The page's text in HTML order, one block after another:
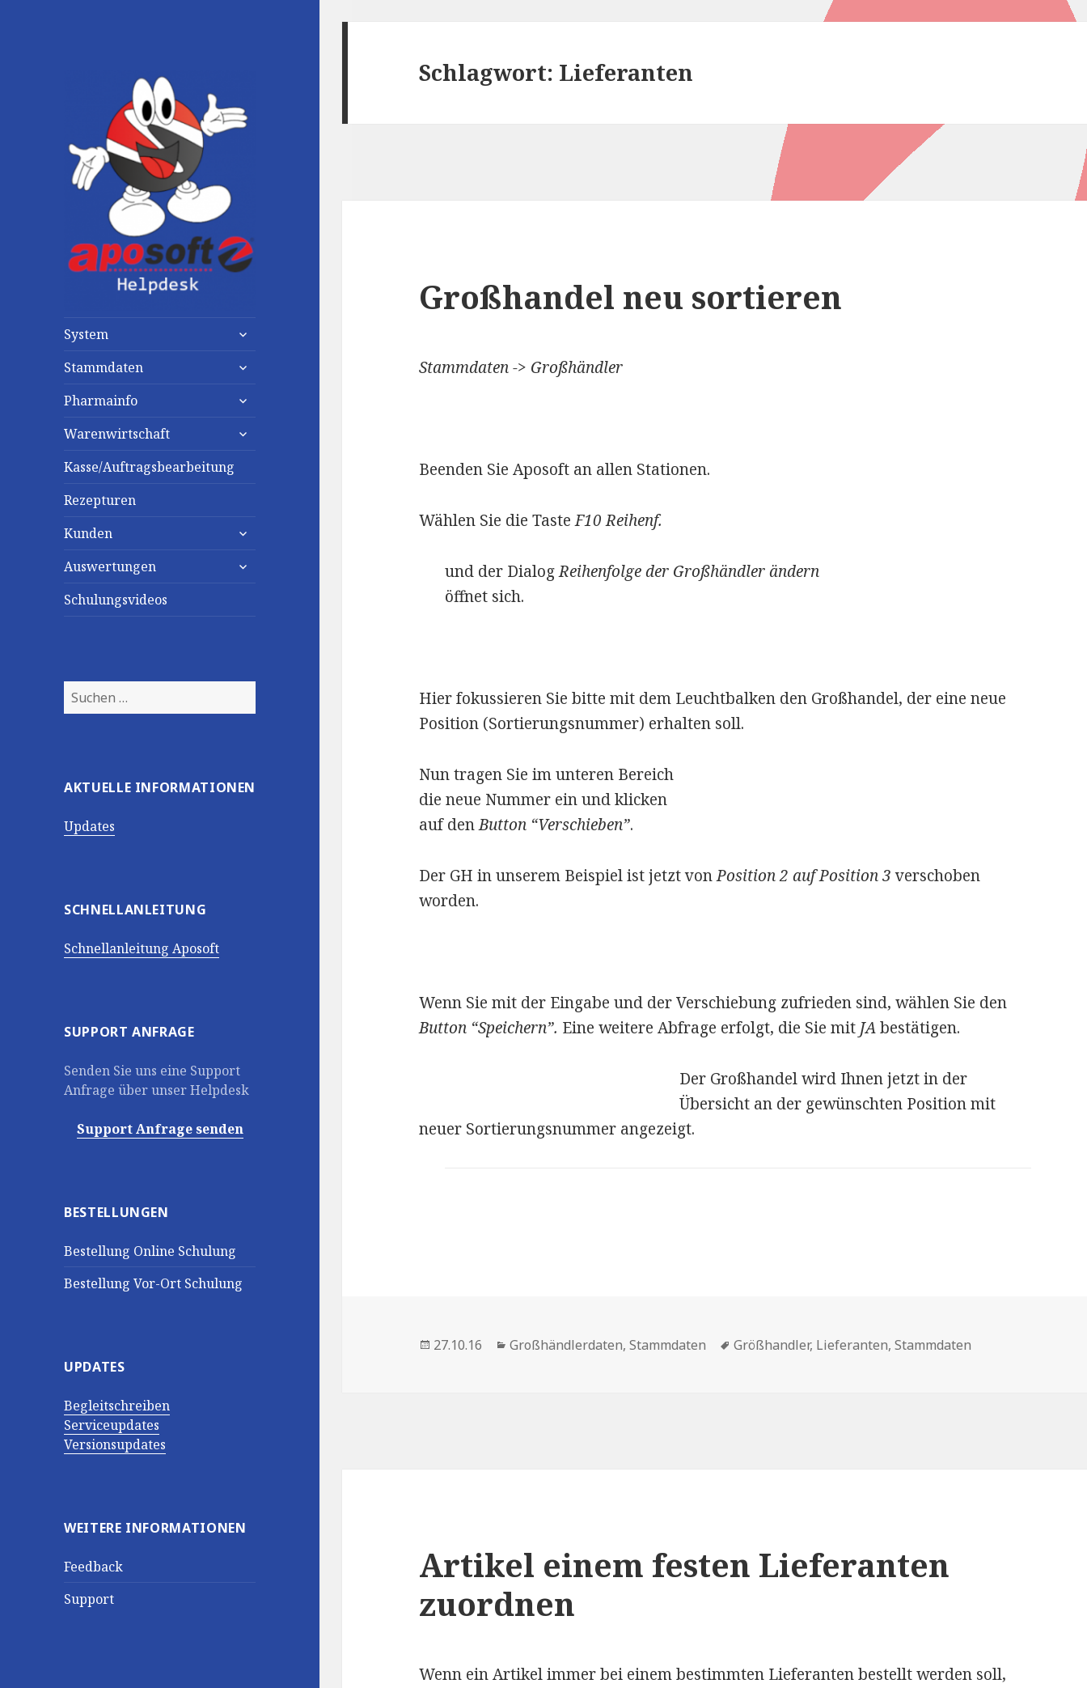
System
Stammdaten
Pharmainfo
Warenwirtschaft
Kasse/Auftragsbearbeitung
Rezepturen
Kunden
Auswertungen
Schulungsvideos
Suchen
nach:
AKTUELLE INFORMATIONEN
Updates
SCHNELLANLEITUNG
Schnellanleitung Aposoft
SUPPORT ANFRAGE
Senden Sie uns eine Support
Anfrage über unser Helpdesk
Support Anfrage senden
BESTELLUNGEN
Bestellung Online Schulung
Bestellung Vor-Ort Schulung
UPDATES
Begleitschreiben
Serviceupdates
Versionsupdates
WEITERE INFORMATIONEN
Feedback
Support
Schlagwort: Lieferanten
Großhandel neu sortieren
Stammdaten -> Großhändler
Beenden Sie Aposoft an allen Stationen.
Wählen Sie die TasteF10 Reihenf.
und der DialogReihenfolge der Großhändler ändern
öffnet sich.
Hier fokussieren Sie bitte mit dem Leuchtbalken den Großhandel, der eine neue
Position (Sortierungsnummer) erhalten soll.
Nun tragen Sie im unteren Bereich
die neue Nummer ein und klicken
auf denButton “Verschieben”.
Der GH in unserem Beispiel ist jetzt vonPosition 2 auf Position 3verschoben
worden.
Wenn Sie mit der Eingabe und der Verschiebung zufrieden sind, wählen Sie den
Button “Speichern”. Eine weitere Abfrage erfolgt, die Sie mit JAbestätigen.
Der Großhandel wird Ihnen jetzt in der
Übersicht an der gewünschten Position mit
neuer Sortierungsnummer angezeigt.
Veröffentlicht
27.10.16 Kategorien
Großhändlerdaten, Stammdaten Schlagwörter
Größhandler, Lieferanten, Stammdaten
Artikel einem festen Lieferanten
zuordnen
Wenn ein Artikel immer bei einem bestimmten Lieferanten bestellt werden soll,